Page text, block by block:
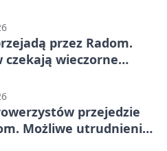
przez Radom.
czekają wieczorne
przejedzie
Możliwe utrudnienia